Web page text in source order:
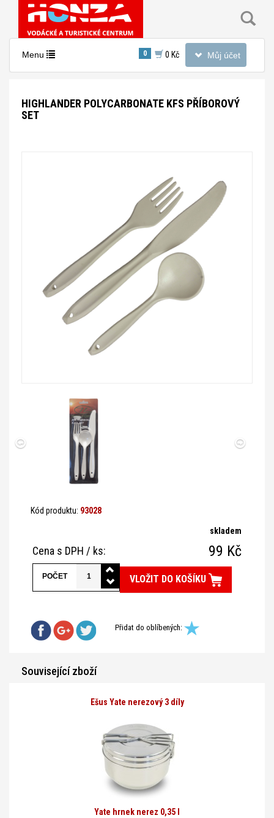
Toggle
navigation
Můj účet
Toggle
Menu 0 0 Kč
HIGHLANDER POLYCARBONATE KFS PŘÍBOROVÝ
SET
Kód produktu: 93028
skladem
99 Kč
Cena s DPH / ks:
POČET VLOŽIT DO KOŠÍKU
Přidat do oblíbených:
Související zboží
Ešus Yate nerezový 3 díly
Yate hrnek nerez 0,35 l